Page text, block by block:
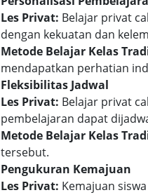
Les Privat: Belajar privat
dengan kekuatan dan
Metode Belajar Kelas
mendapatkan perhatian
Fleksibilitas Jadwal
Les Privat: Belajar privat
pembelajaran dapat
Metode Belajar Kelas
tersebut.
Pengukuran Kemajuan
Les Privat: Kemajuan